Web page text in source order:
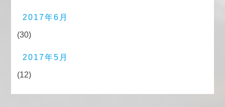
2017年6月
(30)
2017年5月
(12)